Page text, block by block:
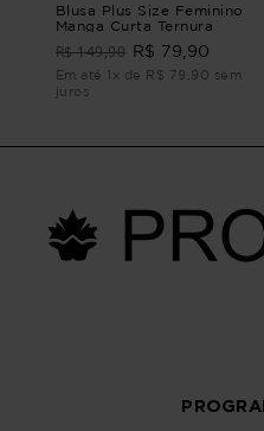
Blusa Plus Size Feminino
Manga Curta Ternura
R$ 149,90 R$ 79,90
Em até 1x de R$ 79,90 sem
juros